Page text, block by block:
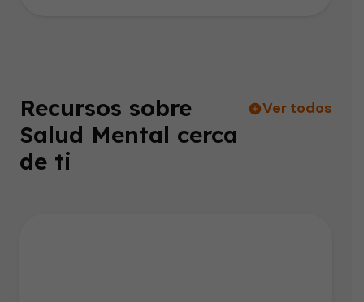
Recursos sobre
Salud Mental cerca
de ti
Ver todos